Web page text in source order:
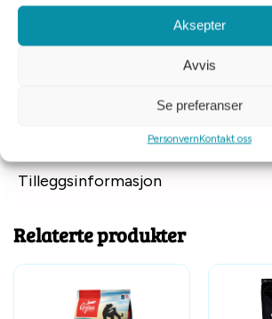
Aksepter
Avvis
Se preferanser
PersonvernKontakt oss
DHA / EPA (min.) 0,3 % / 0,3 %
Glukosamine (min.) 1400 mg/kg
Chondroitin sulfate (min.) 900 mg/kg
kcal per 250ml/120g cup), med 32% fra
grønnsaker og frukt og 46% fra fett.
Tilleggsinformasjon
Relaterte produkter